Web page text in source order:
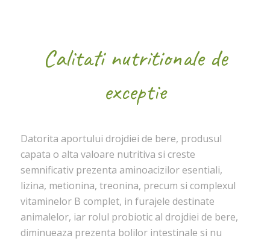
Calitati nutritionale de
exceptie
Datorita aportului drojdiei de bere, produsul
capata o alta valoare nutritiva si creste
semnificativ prezenta aminoacizilor esentiali,
lizina, metionina, treonina, precum si complexul
vitaminelor B complet, in furajele destinate
animalelor, iar rolul probiotic al drojdiei de bere,
diminueaza prezenta bolilor intestinale si nu